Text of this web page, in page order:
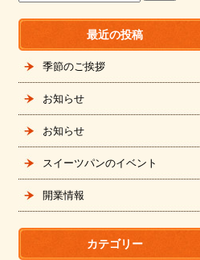
最近の投稿
季節のご挨拶
お知らせ
お知らせ
スイーツパンのイベント
開業情報
カテゴリー